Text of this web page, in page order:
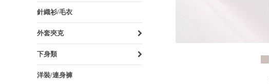
針織衫/毛衣
外套夾克
下身類
洋裝/連身褲